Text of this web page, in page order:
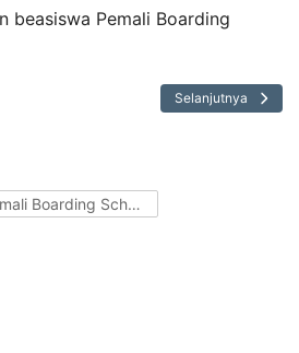
beasiswa Pemali Boarding
Selanjutnya
Pemali Boarding School